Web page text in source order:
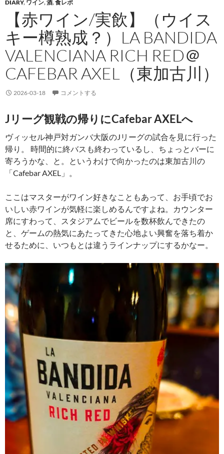
DIARY, ワイン,酒,食レポ
【赤ワイン/実飲】（ウイス
キー樽熟成？）LA BANDIDA
VALENCIANA RICH RED＠
CAFEBAR AXEL（東加古川）
2026-03-18 コメントする
Jリーグ観戦の帰りにCafebar AXELへ
ヴィッセル神戸対ガンバ大阪のJリーグの試合を見に行った
帰り。 時間的に終バスも終わっているし、ちょっとバーに
寄ろうかな、と。というわけで向かったのは東加古川の
「Cafebar AXEL」。
ここはマスターがワイン好きなこともあって、お手頃でお
いしい赤ワインが気軽に楽しめるんですよね。カウンター
席にすわって、スタジアムでビールを数杯飲んできたの
と、ゲームの熱気にあたってきた心地よい興奮を落ち着か
せるために、いつもとは違うラインナップにするかなー。